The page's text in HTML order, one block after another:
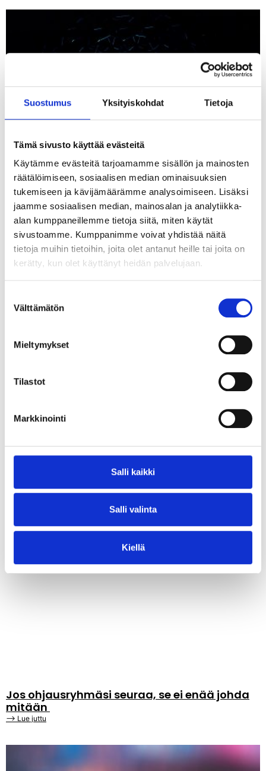
Suostumus Yksityiskohdat Tietoja
Tämä sivusto käyttää evästeitä
Käytämme evästeitä tarjoamamme sisällön ja mainosten
räätälöimiseen, sosiaalisen median ominaisuuksien
tukemiseen ja kävijämäärämme analysoimiseen. Lisäksi
jaamme sosiaalisen median, mainosalan ja analytiikka-
alan kumppaneillemme tietoja siitä, miten käytät
sivustoamme. Kumppanimme voivat yhdistää näitä
tietoja muihin tietoihin, joita olet antanut heille tai joita on
kerätty, kun olet käyttänyt heidän palvelujaan.
valinta
Välttämätön
Mieltymykset
Tilastot
Markkinointi
Salli kaikki
Salli valinta
Kiellä
agentti vaan paras orkestrointi
Jos ohjausryhmäsi seuraa, se ei enää johda
mitään
⟶ Lue juttu